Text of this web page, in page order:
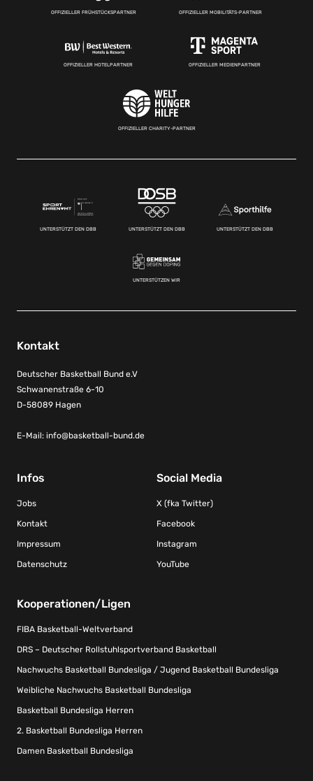
OFFIZIELLER FRÜHSTÜCKSPARTNER OFFIZIELLER MOBILITÄTS-PARTNER
OFFIZIELLER HOTELPARTNER OFFIZIELLER MEDIENPARTNER
OFFIZIELLER CHARITY-PARTNER
UNTERSTÜTZT DEN DBB UNTERSTÜTZT DEN DBB UNTERSTÜTZT DEN DBB
UNTERSTÜTZEN WIR
Kontakt
Deutscher Basketball Bund e.V
Schwanenstraße 6-10
D-58089 Hagen
E-Mail: info@basketball-bund.de
Infos
Jobs
Kontakt
Impressum
Datenschutz
Social Media
X (fka Twitter)
Facebook
Instagram
YouTube
Kooperationen/Ligen
FIBA Basketball-Weltverband
DRS – Deutscher Rollstuhlsportverband Basketball
Nachwuchs Basketball Bundesliga / Jugend Basketball Bundesliga
Weibliche Nachwuchs Basketball Bundesliga
Basketball Bundesliga Herren
2. Basketball Bundesliga Herren
Damen Basketball Bundesliga